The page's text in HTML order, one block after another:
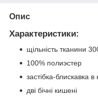
Опис
Характеристики:
щільність тканини
100% полиэстер
застібка-блискавка в
дві бічні кишені